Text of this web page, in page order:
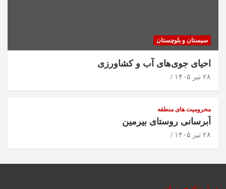
سیستان و بلوچستان
احیای جوی‌های آب و کشاورزی
۲۸ تیر ۱۴۰۵
محرومیت های منطقه
آبرسانی روستای بیرمین
۲۸ تیر ۱۴۰۵